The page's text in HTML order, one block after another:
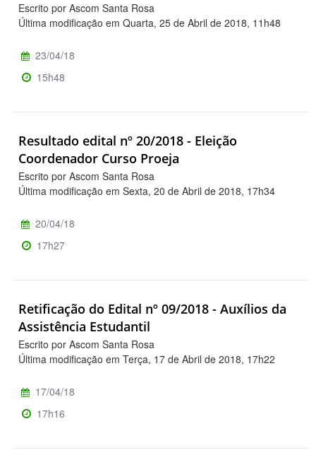
Escrito por Ascom Santa Rosa
Última modificação em Quarta, 25 de Abril de 2018, 11h48
23/04/18
15h48
Resultado edital nº 20/2018 - Eleição
Coordenador Curso Proeja
Escrito por Ascom Santa Rosa
Última modificação em Sexta, 20 de Abril de 2018, 17h34
20/04/18
17h27
Retificação do Edital nº 09/2018 - Auxílios da
Assistência Estudantil
Escrito por Ascom Santa Rosa
Última modificação em Terça, 17 de Abril de 2018, 17h22
17/04/18
17h16